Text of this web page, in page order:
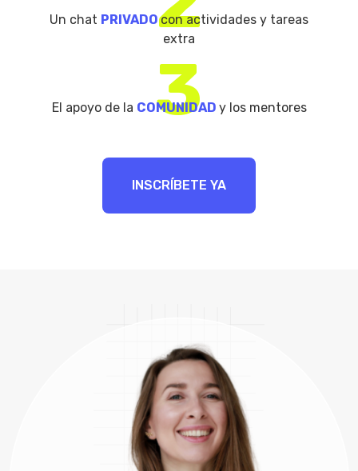
Un chat PRIVADOcon actividades y tareas
extra
3
El apoyo de la COMUNIDAD y los mentores
INSCRÍBETE YA